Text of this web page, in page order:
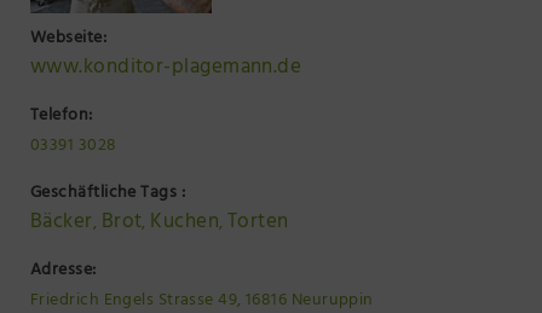
Webseite:
www.konditor-plagemann.de
Telefon:
03391 3028
Geschäftliche Tags :
Bäcker, Brot, Kuchen,Torten
Adresse:
Friedrich Engels Strasse 49, 16816 Neuruppin